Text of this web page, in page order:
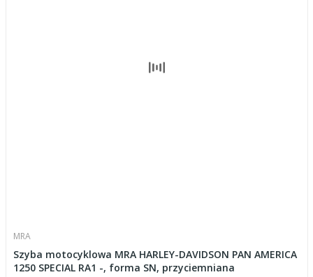
MRA
Szyba motocyklowa MRA HARLEY-DAVIDSON PAN AMERICA
1250 SPECIAL RA1 -, forma SN, przyciemniana